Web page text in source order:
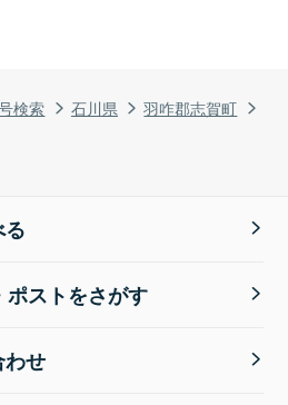
検索 石川県
羽咋郡志賀町
ストをさがす
せ